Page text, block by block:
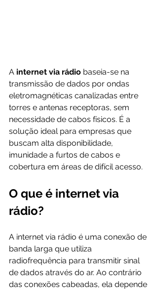
A internet via rádio baseia-se na
transmissão de dados por ondas
eletromagnéticas canalizadas entre
torres e antenas receptoras, sem
necessidade de cabos físicos. É a
solução ideal para empresas que
buscam alta disponibilidade,
imunidade a furtos de cabos e
cobertura em áreas de difícil acesso.
O que é internet via
rádio?
A internet via rádio é uma conexão de
banda larga que utiliza
radiofrequência para transmitir sinal
de dados através do ar. Ao contrário
das conexões cabeadas, ela depende